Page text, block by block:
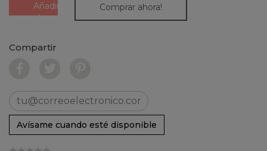
Añadir
al
Comprar ahora!
Compartir
Avísame cuando esté disponible